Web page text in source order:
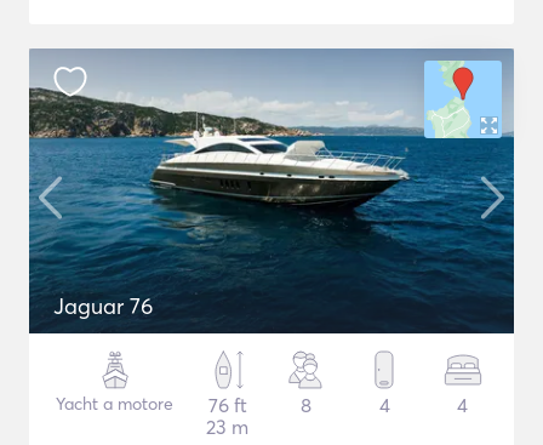
Jaguar 76
Yacht a motore
76 ft
23 m
8 4 4